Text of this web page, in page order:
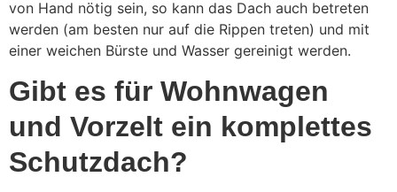
von Hand nötig sein, so kann das Dach auch betreten
werden (am besten nur auf die Rippen treten) und mit
einer weichen Bürste und Wasser gereinigt werden.
Gibt es für Wohnwagen
und Vorzelt ein komplettes
Schutzdach?